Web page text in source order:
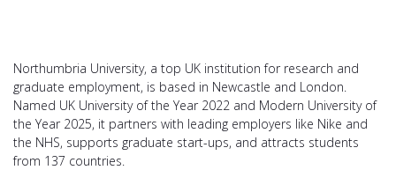
Northumbria University, a top UK institution for research and
graduate employment, is based in Newcastle and London.
Named UK University of the Year 2022 and Modern University of
the Year 2025, it partners with leading employers like Nike and
the NHS, supports graduate start-ups, and attracts students
from 137 countries.